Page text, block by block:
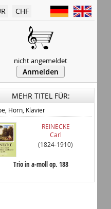
CHF
nicht angemeldet
Anmelden
MEHR TITEL FÜR:
Horn, Klavier
REINECKE
Carl
(1824-1910)
Trio in a-moll op. 188